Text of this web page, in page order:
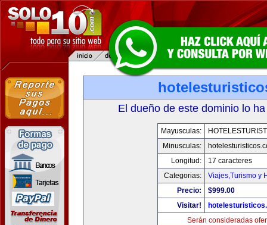
El dueño de este dominio lo
Mayusculas:
Minusculas:
Longitud:
17 caracteres
Categorias:
Viajes,Turismo y
Precio:
$999.00
Visitar!
Serán consideradas